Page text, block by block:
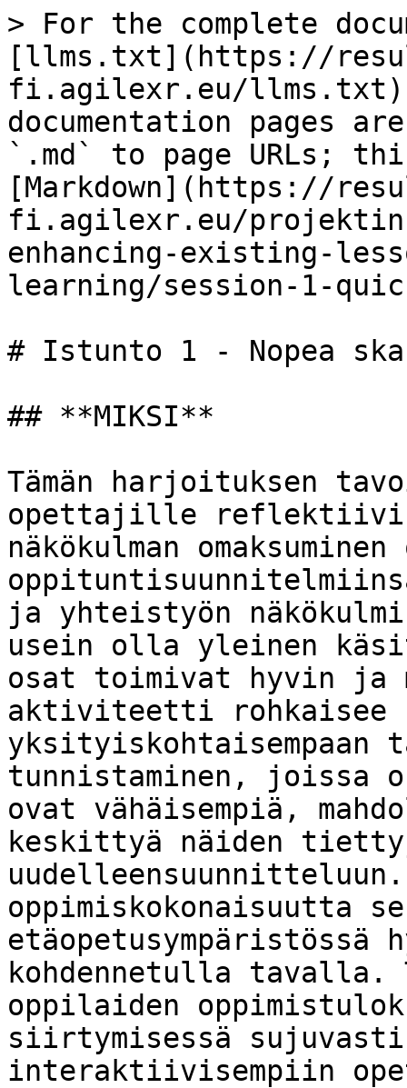
> For the complete
[llms.txt](https://
fi.agilexr.eu/llms.txt).
documentation pages
`.md` to page URLs;
[Markdown](https://
fi.agilexr.eu/
enhancing-existing-
learning/session-1-
# Istunto 1 - Nopea
## **MIKSI**
Tämän harjoituksen
opettajille
näkökulman
ja yhteistyön
usein olla yleinen
osat toimivat hyvin ja
aktiviteetti rohkaisee
yksityiskohtaisempaan
tunnistaminen, joissa
ovat vähäisempiä,
keskittyä näiden
oppimiskokonaisuutta
etäopetusympäristössä
kohdennetulla tavalla.
oppilaiden
siirtymisessä sujuvasti
interaktiivisempiin